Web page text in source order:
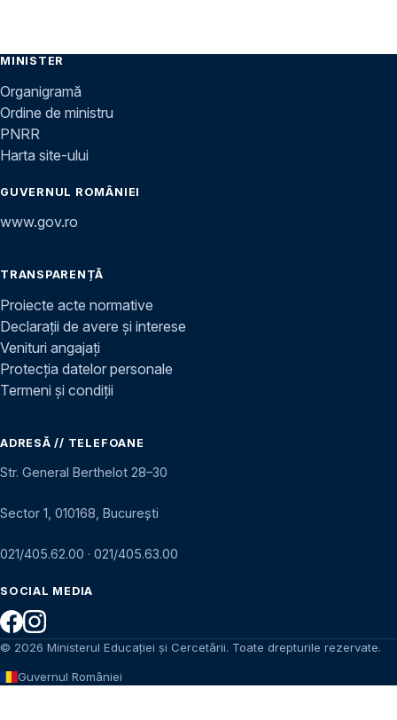
MINISTER
Organigramă
Ordine de ministru
PNRR
Harta site-ului
GUVERNUL ROMÂNIEI
www.gov.ro
TRANSPARENȚĂ
Proiecte acte normative
Declarații de avere și interese
Venituri angajați
Protecția datelor personale
Termeni și condiții
ADRESĂ // TELEFOANE
Str. General Berthelot 28–30
Sector 1, 010168, București
021/405.62.00 · 021/405.63.00
SOCIAL MEDIA
© 2026 Ministerul Educației și Cercetării. Toate drepturile rezervate.
Guvernul României